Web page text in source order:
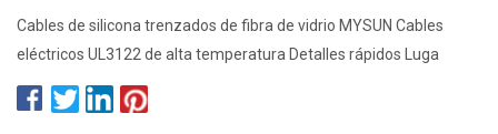
Cables de silicona trenzados de fibra de vidrio MYSUN Cables
eléctricos UL3122 de alta temperatura Detalles rápidos Luga